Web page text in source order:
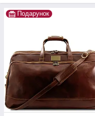
Подарунок